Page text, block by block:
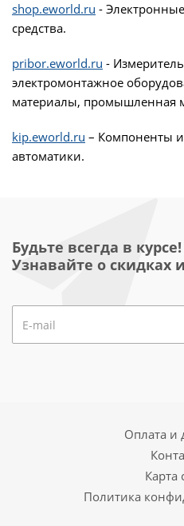
shop.eworld.ru -
средства.
pribor.eworld.ru -
электромонтажное
материалы, промышленная
kip.eworld.ru – Компоненты
автоматики.
Будьте всегда в курсе!
Узнавайте о скидках
Оплата и
Карта
Политика